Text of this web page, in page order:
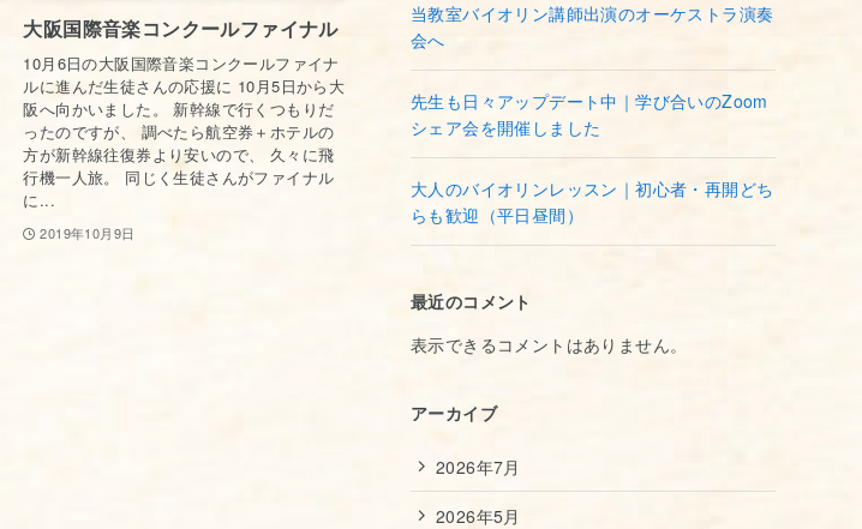
大阪国際音楽コンクールファイナル
10月6日の大阪国際音楽コンクールファイナ
ルに進んだ生徒さんの応援に 10月5日から大
阪へ向かいました。 新幹線で行くつもりだ
ったのですが、 調べたら航空券＋ホテルの
方が新幹線往復券より安いので、 久々に飛
行機一人旅。 同じく生徒さんがファイナル
に...
2019年10月9日
当教室バイオリン講師出演のオーケストラ演奏
会へ
先生も日々アップデート中｜学び合いのZoom
シェア会を開催しました
大人のバイオリンレッスン｜初心者・再開どち
らも歓迎（平日昼間）
最近のコメント
表示できるコメントはありません。
アーカイブ
2026年7月
2026年5月